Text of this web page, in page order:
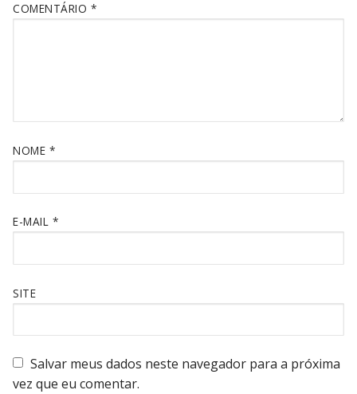
COMENTÁRIO *
NOME *
E-MAIL *
SITE
Salvar meus dados neste navegador para a próxima
vez que eu comentar.